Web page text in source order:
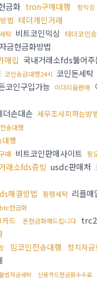
금화 tron구매대행 핑믹싱
법 테더개인거래
탁 비트코인믹싱 테더코인
금현금화방법
매입 국내거래소fds뚫어주
코인송금대행24시 코인돈세탁
코인구입가능 이더리움판매
더손대손 세무조사피하는방
송대행
행
매 비트코인판매사이트 핑
래소fds증빙 usdc판매처
해결방법 횡령세탁 리플매
btc현금화
드 돈현금화해드립니다
밈코인전송대행 정치자
법자금세탁 신용카드현금화수수료